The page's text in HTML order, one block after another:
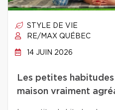
STYLE DE VIE
RE/MAX QUÉBEC
14 JUIN 2026
Les petites
maison vraiment